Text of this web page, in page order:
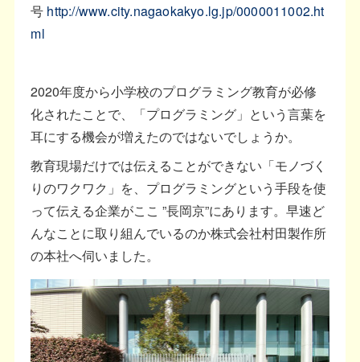
号 http://www.city.nagaokakyo.lg.jp/0000011002.ht
ml
2020年度から小学校のプログラミング教育が必修
化されたことで、「プログラミング」という言葉を
耳にする機会が増えたのではないでしょうか。
教育現場だけでは伝えることができない「モノづく
りのワクワク」を、プログラミングという手段を使
って伝える企業がここ ”長岡京”にあります。早速ど
んなことに取り組んでいるのか株式会社村田製作所
の本社へ伺いました。